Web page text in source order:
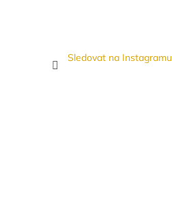
Sledovat na Instagramu